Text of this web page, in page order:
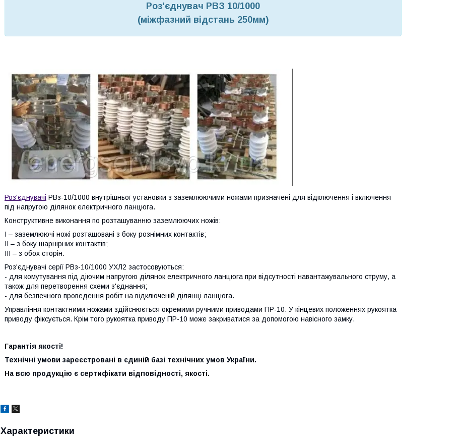
Роз'єднувач РВЗ 10/1000
(міжфазний відстань 250мм)
Роз'єднувачі РВз-10/1000 внутрішньої установки з заземлюючими ножами призначені для відключення і включення
під напругою ділянок електричного ланцюга.
Конструктивне виконання по розташуванню заземлюючих ножів:
I – заземлюючі ножі розташовані з боку рознімних контактів;
II – з боку шарнірних контактів;
III – з обох сторін.
Роз'єднувачі серії РВз-10/1000 УХЛ2 застосовуються:
- для комутування під діючим напругою ділянок електричного ланцюга при відсутності навантажувального струму, а
також для перетворення схеми з'єднання;
- для безпечного проведення робіт на відключеній ділянці ланцюга.
Управління контактними ножами здійснюється окремими ручними приводами ПР-10. У кінцевих положеннях рукоятка
приводу фіксується. Крім того рукоятка приводу ПР-10 може закриватися за допомогою навісного замку.
Гарантія якості!
Технічні умови зареєстровані в єдиній базі технічних умов України.
На всю продукцію є сертифікати відповідності, якості.
Характеристики